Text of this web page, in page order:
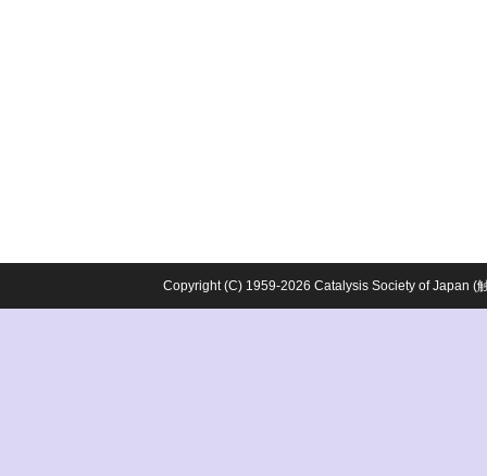
Copyright (C) 1959-2026 Catalysis Society of Japan (